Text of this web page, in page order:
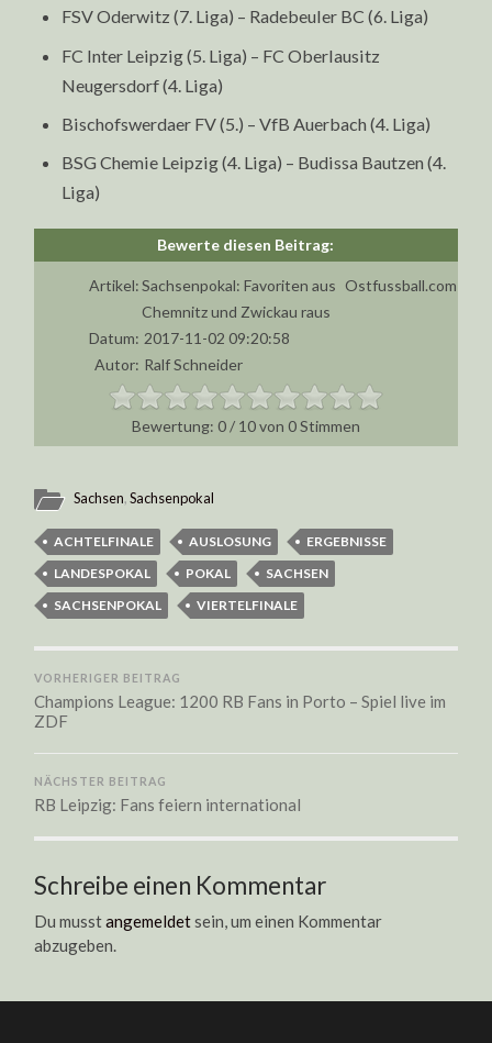
FSV Oderwitz (7. Liga) – Radebeuler BC (6. Liga)
FC Inter Leipzig (5. Liga) – FC Oberlausitz
Neugersdorf (4. Liga)
Bischofswerdaer FV (5.) – VfB Auerbach (4. Liga)
BSG Chemie Leipzig (4. Liga) – Budissa Bautzen (4.
Liga)
Artikel:Sachsenpokal: Favoriten aus
Chemnitz und Zwickau raus
Ostfussball.com
Datum: 2017-11-02 09:20:58
Autor: Ralf Schneider
0/ 10von 0Stimmen
Sachsen,Sachsenpokal
ACHTELFINALE AUSLOSUNG
ERGEBNISSE
LANDESPOKAL
POKAL
SACHSEN
SACHSENPOKAL
VIERTELFINALE
VORHERIGER BEITRAG
Champions League: 1200 RB Fans in Porto – Spiel live im
ZDF
NÄCHSTER BEITRAG
RB Leipzig: Fans feiern international
Schreibe einen Kommentar
Du musstangemeldetsein, um einen Kommentar
abzugeben.